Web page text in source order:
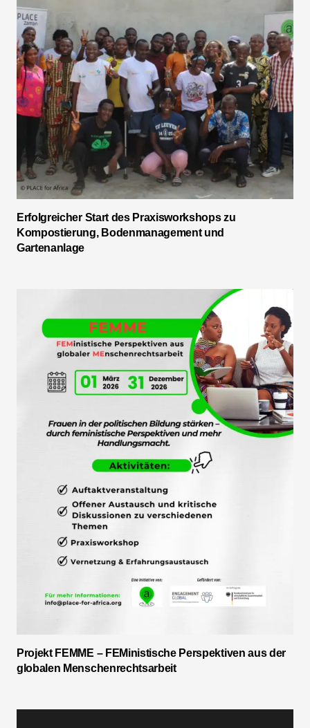
Erfolgreicher Start des Praxisworkshops zu
Kompostierung, Bodenmanagement und
Gartenanlage
Projekt FEMME – FEMinistische Perspektiven aus der
globalen Menschenrechtsarbeit